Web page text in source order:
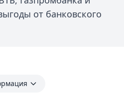
от банковского